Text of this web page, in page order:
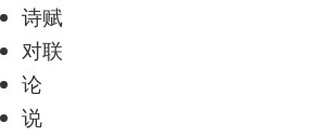
诗赋
对联
论
说